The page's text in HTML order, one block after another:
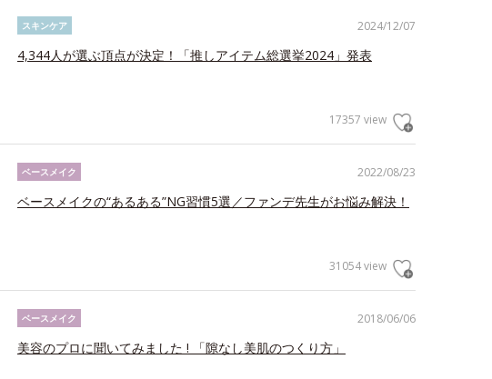
2024/12/07
スキンケア
4,344人が選ぶ頂点が決定！「推しアイテム総選挙2024」発表
17357 view
2022/08/23
ベースメイク
ベースメイクの“あるある”NG習慣5選／ファンデ先生がお悩み解決！
31054 view
2018/06/06
ベースメイク
美容のプロに聞いてみました ! 「隙なし美肌のつくり方」